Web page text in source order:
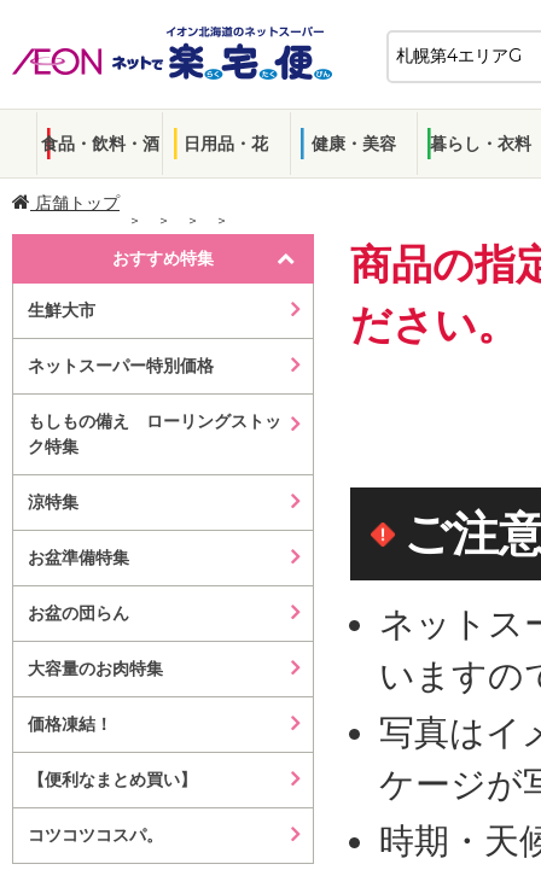
食品・飲料・酒 日用品・花 健康・美容 暮らし・衣料
店舗トップ
おすすめ特集
生鮮大市
ネットスーパー特別価格
もしもの備え ローリングストッ
ク特集
涼特集
お盆準備特集
お盆の団らん
大容量のお肉特集
価格凍結！
【便利なまとめ買い】
コツコツコスパ。
商品の指
ださい。
ご注
ネットス
いますの
写真はイ
ケージが
時期・天